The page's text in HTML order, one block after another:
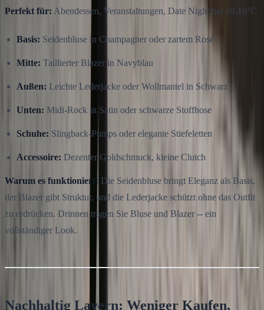
Perfekt für: Abendessen, Veranstaltungen, Date Night bei 10-16°C
Basis: Seidenbluse in Champagner oder zartem Rosé
Mitte: Taillierter Blazer in Navyblau
Außen: Leichte Lederjacke oder Wollmantel in Schwarz
Unten: Midi-Rock in Satin oder schwarze Stoffhose
Schuhe: Slingback-Pumps oder elegante Stiefeletten
Accessoire: Dezenter Goldschmuck, kleine Clutch
Warum es funktioniert: Die Seidenbluse bringt Eleganz als Basis,
der Blazer gibt Struktur, und die Lederjacke schützt ohne das Outfit
zu erdrücken. Drinnen tragen Sie Bluse und Blazer -- ein
vollständiger Look.
Nachhaltig Layern: Weniger Kaufen,